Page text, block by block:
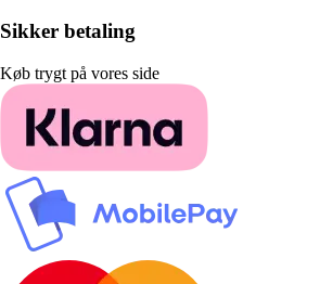
Sikker betaling
Køb trygt på vores side